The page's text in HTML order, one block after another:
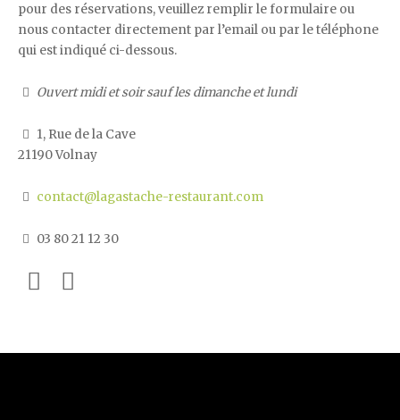
pour des réservations, veuillez remplir le formulaire ou
nous contacter directement par l’email ou par le téléphone
qui est indiqué ci-dessous.
Ouvert midi et soir sauf les dimanche et lundi
1, Rue de la Cave
21190 Volnay
contact@lagastache-restaurant.com
03 80 21 12 30